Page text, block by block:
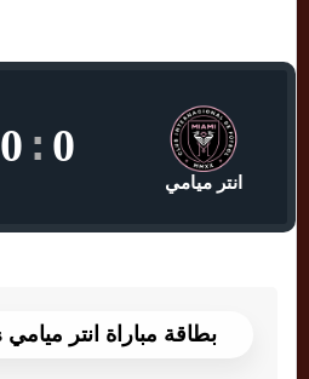
انتر ميامي
0
:
0
بطاقة مباراة انتر ميامي Vs سبارتا براغ